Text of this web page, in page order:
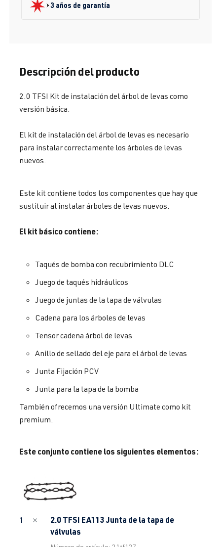
3 años de garantía
Descripción del producto
2.0 TFSI Kit de instalación del árbol de levas como
versión básica.
El kit de instalación del árbol de levas es necesario
para instalar correctamente los árboles de levas
nuevos.
Este kit contiene todos los componentes que hay que
sustituir al instalar árboles de levas nuevos.
El kit básico contiene:
Taqués de bomba con recubrimiento DLC
Juego de taqués hidráulicos
Juego de juntas de la tapa de válvulas
Cadena para los árboles de levas
Tensor cadena árbol de levas
Anillo de sellado del eje para el árbol de levas
Junta Fijación PCV
Junta para la tapa de la bomba
También ofrecemos una versión Ultimate como kit
premium.
Este conjunto contiene los siguientes elementos:
1
2.0 TFSI EA113 Junta de la tapa de
válvulas